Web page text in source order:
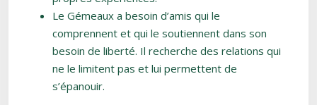
Le Gémeaux a besoin d’amis qui le
comprennent et qui le soutiennent dans son
besoin de liberté. Il recherche des relations qui
ne le limitent pas et lui permettent de
s’épanouir.